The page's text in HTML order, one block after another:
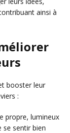
ainsi à
booster leur
:
propre, lumineux
sentir bien